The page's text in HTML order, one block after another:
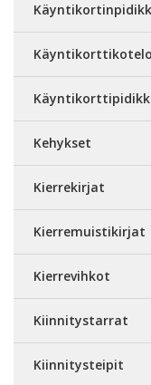
Kehykset
Kierrekirjat
Kierremuistikirjat
Kierrevihkot
Kiinnitystarrat
Kiinnitysteipit